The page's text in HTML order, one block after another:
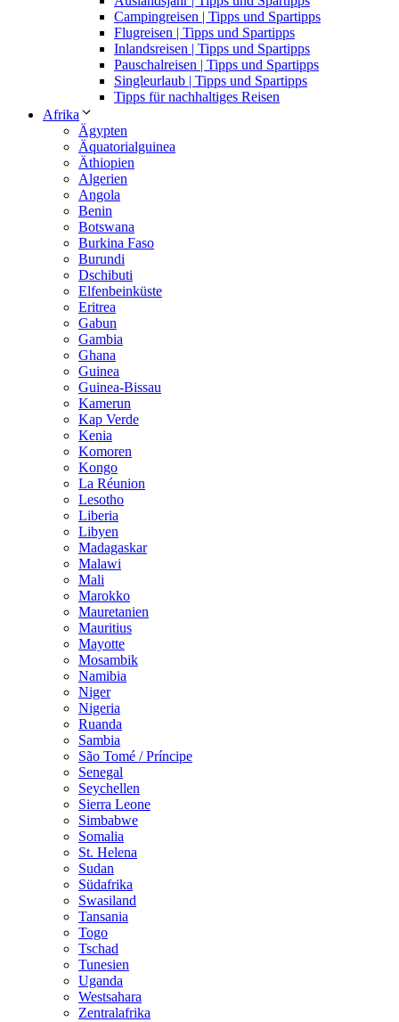
Campingreisen | Tipps und Spartipps
Flugreisen | Tipps und Spartipps
Inlandsreisen | Tipps und Spartipps
Pauschalreisen | Tipps und Spartipps
Singleurlaub | Tipps und Spartipps
Tipps für nachhaltiges Reisen
Afrika
Ägypten
Äquatorialguinea
Äthiopien
Algerien
Angola
Benin
Botswana
Burkina Faso
Burundi
Dschibuti
Elfenbeinküste
Eritrea
Gabun
Gambia
Ghana
Guinea
Guinea-Bissau
Kamerun
Kap Verde
Kenia
Komoren
Kongo
La Réunion
Lesotho
Liberia
Libyen
Madagaskar
Malawi
Mali
Marokko
Mauretanien
Mauritius
Mayotte
Mosambik
Namibia
Niger
Nigeria
Ruanda
Sambia
São Tomé / Príncipe
Senegal
Seychellen
Sierra Leone
Simbabwe
Somalia
St. Helena
Sudan
Südafrika
Swasiland
Tansania
Togo
Tschad
Tunesien
Uganda
Westsahara
Zentralafrika